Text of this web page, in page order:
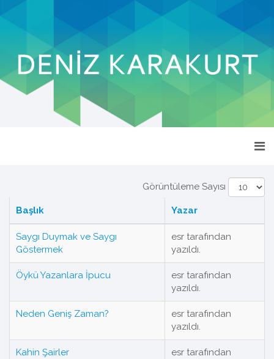
Görüntüleme Sayısı
Başlık Yazar
Saygı Duymak ve Saygı
Göstermek
esr tarafından
yazıldı.
Öykü Yazanlara İpucu
esr tarafından
yazıldı.
Neden Geniş Zaman?
esr tarafından
yazıldı.
Kahin Şairler
esr tarafından